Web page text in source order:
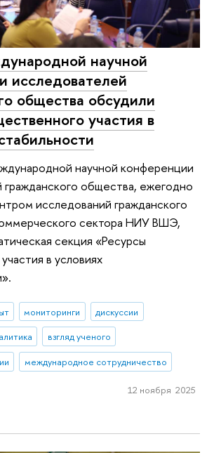
научной
исследователей
общества обсудили
участия в
научной конференции
гражданского общества, ежегодно
исследований гражданского
сектора НИУ ВШЭ,
секция «Ресурсы
в условиях
мониторинги
дискуссии
взгляд ученого
международное сотрудничество
12 ноября 2025